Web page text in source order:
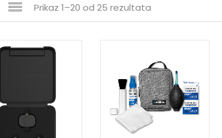
Prikaz 1–20 od 25 rezultata